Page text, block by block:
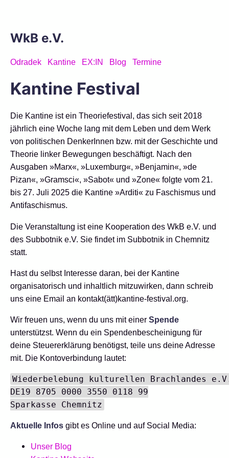
WkB e.V.
Odradek Kantine EX:IN Blog Termine
Kantine Festival
Die Kantine ist ein Theoriefestival, das sich seit 2018
jährlich eine Woche lang mit dem Leben und dem Werk
von politischen DenkerInnen bzw. mit der Geschichte und
Theorie linker Bewegungen beschäftigt. Nach den
Ausgaben »Marx«, »Luxemburg«, »Benjamin«, »de
Pizan«, »Gramsci«, »Sabot« und »Zone« folgte vom 21.
bis 27. Juli 2025 die Kantine »Arditi« zu Faschismus und
Antifaschismus.
Die Veranstaltung ist eine Kooperation des WkB e.V. und
des Subbotnik e.V. Sie findet im Subbotnik in Chemnitz
statt.
Hast du selbst Interesse daran, bei der Kantine
organisatorisch und inhaltlich mitzuwirken, dann schreib
uns eine Email an kontakt(ätt)kantine-festival.org.
Wir freuen uns, wenn du uns mit einer Spende
unterstützst. Wenn du ein Spendenbescheinigung für
deine Steuererklärung benötigst, teile uns deine Adresse
mit. Die Kontoverbindung lautet:
Wiederbelebung kulturellen Brachlandes
DE19 8705 0000 3550 0118 99
Aktuelle Infos gibt es Online und auf Social Media:
Unser Blog